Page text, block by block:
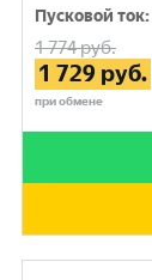
Пусковой ток:
1 774руб.
1 729 руб.
при обмене